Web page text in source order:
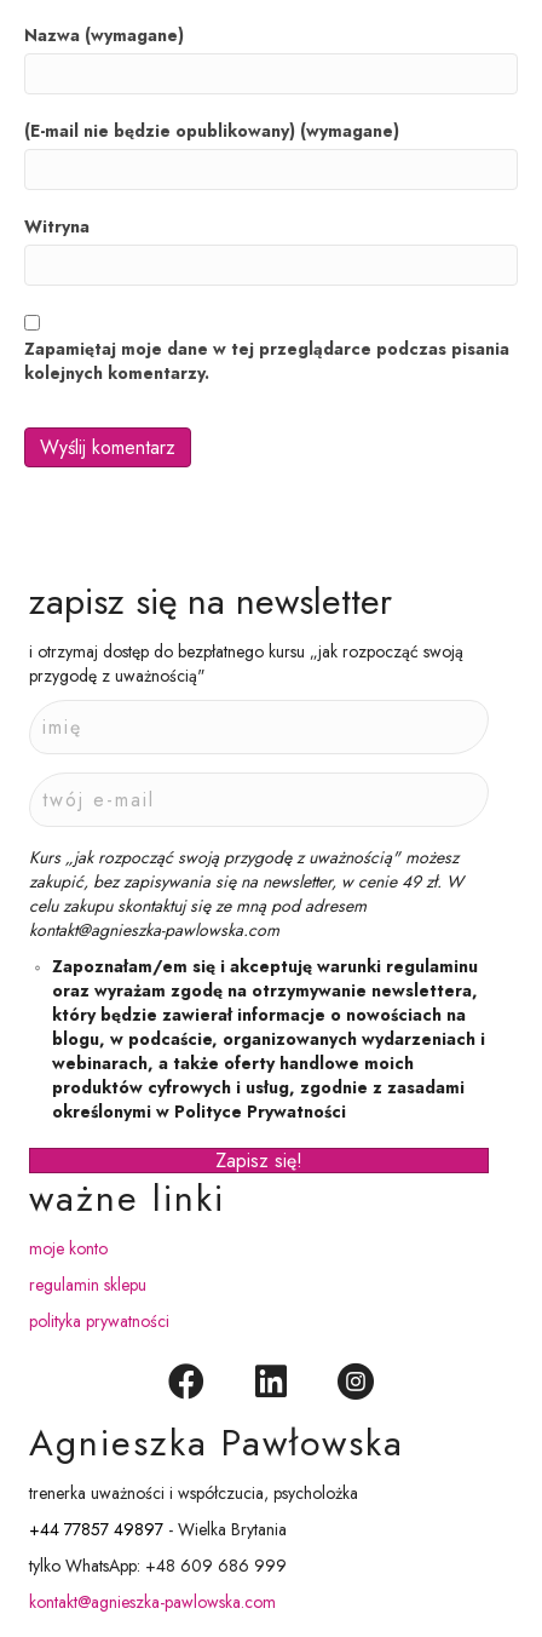
Nazwa (wymagane)
(E-mail nie będzie opublikowany) (wymagane)
Witryna
Zapamiętaj moje dane w tej przeglądarce podczas pisania
kolejnych komentarzy.
zapisz się na newsletter
i otrzymaj dostęp do bezpłatnego kursu „jak rozpocząć swoją
przygodę z uważnością"
Kurs „jak rozpocząć swoją przygodę z uważnością" możesz
zakupić, bez zapisywania się na newsletter, w cenie 49 zł. W
celu zakupu skontaktuj się ze mną pod adresem
kontakt@agnieszka-pawlowska.com
Zapoznałam/em się i akceptuję warunki regulaminu
oraz wyrażam zgodę na otrzymywanie newslettera,
który będzie zawierał informacje o nowościach na
blogu, w podcaście, organizowanych wydarzeniach i
webinarach, a także oferty handlowe moich
produktów cyfrowych i usług, zgodnie z zasadami
określonymi w Polityce Prywatności
Zapisz się!
ważne linki
moje konto
regulamin sklepu
polityka prywatności
Agnieszka Pawłowska
trenerka uważności i współczucia, psycholożka
+44 77857 49897 - Wielka Brytania
tylko WhatsApp: +48 609 686 999
kontakt@agnieszka-pawlowska.com